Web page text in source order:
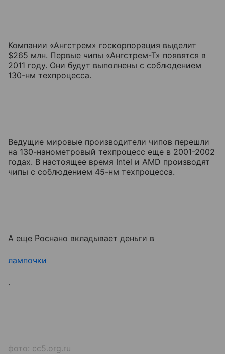
Компании «Ангстрем» госкорпорация выделит
$265 млн. Первые чипы «Ангстрем-Т» появятся в
2011 году. Они будут выполнены с соблюдением
130-нм техпроцесса.
Ведущие мировые производители чипов перешли
на 130-нанометровый техпроцесс еще в 2001-2002
годах. В настоящее время Intel и AMD производят
чипы с соблюдением 45-нм техпроцесса.
А еще Роснано вкладывает деньги в
лампочки
.
фото: cc5.org.ru